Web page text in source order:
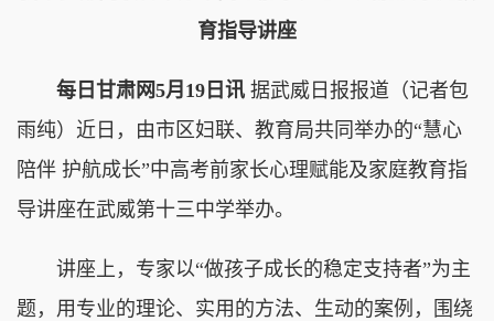
育指导讲座
每日甘肃网5月19日讯 据武威日报报道（记者包
雨纯）近日，由市区妇联、教育局共同举办的“慧心
陪伴 护航成长”中高考前家长心理赋能及家庭教育指
导讲座在武威第十三中学举办。
讲座上，专家以“做孩子成长的稳定支持者”为主
题，用专业的理论、实用的方法、生动的案例，围绕